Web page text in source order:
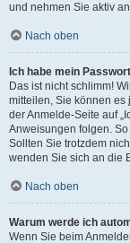
und nehmen Sie aktiv
Nach oben
Ich habe mein
Das ist nicht schlimm!
mitteilen, Sie können es
der Anmelde-Seite auf
Anweisungen folgen.
Sollten Sie trotzdem
wenden Sie sich an die
Nach oben
Warum werde ich
Wenn Sie beim